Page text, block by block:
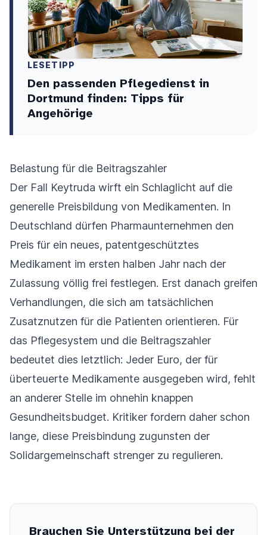
LESETIPP
Den passenden Pflegedienst in
Dortmund finden: Tipps für
Angehörige
Belastung für die Beitragszahler
Der Fall Keytruda wirft ein Schlaglicht auf die
generelle Preisbildung von Medikamenten. In
Deutschland dürfen Pharmaunternehmen den
Preis für ein neues, patentgeschütztes
Medikament im ersten halben Jahr nach der
Zulassung völlig frei festlegen. Erst danach greifen
Verhandlungen, die sich am tatsächlichen
Zusatznutzen für die Patienten orientieren. Für
das Pflegesystem und die Beitragszahler
bedeutet dies letztlich: Jeder Euro, der für
überteuerte Medikamente ausgegeben wird, fehlt
an anderer Stelle im ohnehin knappen
Gesundheitsbudget. Kritiker fordern daher schon
lange, diese Preisbindung zugunsten der
Solidargemeinschaft strenger zu regulieren.
Brauchen Sie Unterstützung bei der